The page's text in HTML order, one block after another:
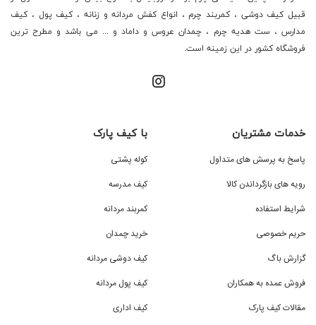
قبیل کیف دوشی ، کمربند چرم ، انواع کفش مردانه و زنانه ، کیف پول ، کیف
مدارس ، ست هدیه چرم ، چمدان عروس و داماد و ... می باشد و مطرح ترین
فروشگاه کشور در این زمینه است.
خدمات مشتریان
پاسخ به پرسش های متداول
رویه های بازگرداندن کالا
شرایط استفاده
حریم خصوصی
گزارش باگ
فروش عمده به همکاران
مقالات کیف پارک
با کیف پارک
کوله پشتی
کیف مدرسه
کمربند مردانه
خرید چمدان
کیف دوشی مردانه
کیف پول مردانه
کیف اداری